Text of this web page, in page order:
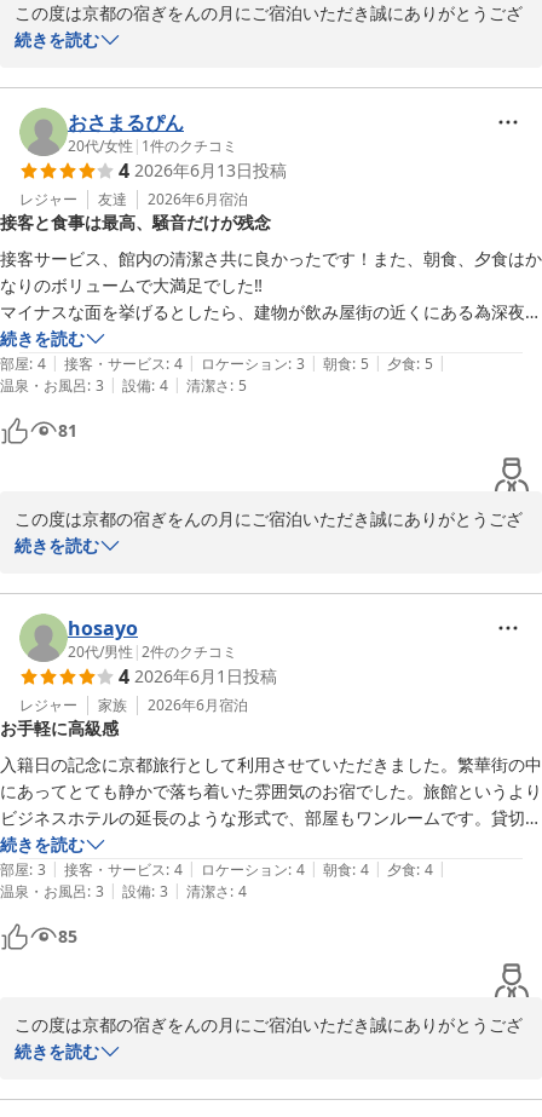
この度は京都の宿ぎをんの月にご宿泊いただき誠にありがとうござ
います。
気に召していただけたとのこと、大変嬉しく思います。
お部屋数の少ない当館ならではの静かな環境の中、ゆったりとお寛
ぎいただけたことも大変光栄です。
今後も皆様に心地よくお過ごしいただける宿を目指して努めてまい
ります。
また祇園へお越しの際は、ぜひ当館をご利用くださいませ。
スタッフ一同、心よりお待ちしております。
京都の宿 ぎをんの月
スタッフ一同
京都の宿 ぎをんの月
続きを読む
おさまるぴん
20代/女性 | 1件のクチコミ
4 2026年6月13日投稿
レジャー 友達 2026年6月宿泊
接客と食事は最高、騒音だけが残念
接客サービス、館内の清潔さ共に良かったです！また、朝食、夕食はか
なりのボリュームで大満足でした‼︎
マイナスな面を挙げるとしたら、建物が飲み屋街の近くにある為深夜早
朝酔っ払い達で結構うるさかったです…
それ以外は大変満足な宿泊でした‼︎
続きを読む
部屋: 4 | 接客・サービス: 4 | ロケーション: 3 | 朝食: 5 | 夕食: 5 |
温泉・お風呂: 3 | 設備: 4 | 清潔さ: 5
81
この度は京都の宿ぎをんの月にご宿泊いただき誠にありがとうござ
います。
変嬉しく存じます。
一方で、夜間から早朝にかけての周辺の騒音につきましては、ご不
便をおかけし申し訳ございませんでした。
ご滞在中はごゆっくりお休みいただけなかったことを心苦しく思っ
ております。
そのような中でも、「それ以外は大変満足」とのお言葉をいただ
き、心より感謝申し上げます。
今後も皆様により快適にお過ごしいただけるよう努めてまいりま
す。
また京都へお越しの際は、ぜひ当館をご利用くださいませ。スタッ
フ一同、心よりお待ちしております。
京都の宿 ぎをんの月
スタッフ一同
2026-06-17
続きを読む
hosayo
20代/男性 |2件のクチコミ
4 2026年6月1日投稿
レジャー 家族 2026年6月宿泊
お手軽に高級感
入籍日の記念に京都旅行として利用させていただきました。繁華街の中
にあってとても静かで落ち着いた雰囲気のお宿でした。旅館というより
ビジネスホテルの延長のような形式で、部屋もワンルームです。貸切風
呂がある点がよかった。アメニティが旅館やビジネスホテルに比べると
最小限、浴場も部屋付きではないので空き時間によっては夜遅い入浴に
なる、タイミング次第では夕食が遅くなるなど致し方ない点はあるが、
この値段で2食付き部屋食となると破格といえます。設備も綺麗です
し、家族とのちょっとだけいい旅行でよいと思います。
続きを読む
部屋: 3 | 接客・サービス: 4 | ロケーション: 4 | 朝食: 4 | 夕食: 4 |
温泉・お風呂: 3 | 設備: 3 | 清潔さ: 4
85
この度は京都の宿ぎをんの月にご宿泊いただき誠にありがとうござ
います。
けたようで安心いたしました。貸切風呂やお部屋食もお楽しみいた
続きを読む